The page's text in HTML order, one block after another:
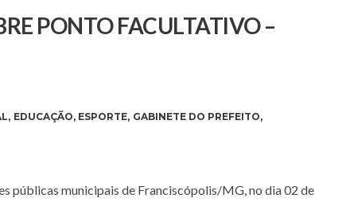
PONTO FACULTATIVO –
, EDUCAÇÃO, ESPORTE, GABINETE DO PREFEITO,
públicas municipais de Franciscópolis/MG, no dia 02 de